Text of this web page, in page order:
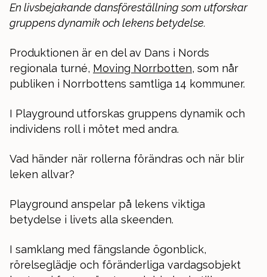
En livsbejakande dansföreställning som utforskar
gruppens dynamik och lekens betydelse.
Produktionen är en del av Dans i Nords
regionala turné, Moving Norrbotten, som når
publiken i Norrbottens samtliga 14 kommuner.
I Playground utforskas gruppens dynamik och
individens roll i mötet med andra.
Vad händer när rollerna förändras och när blir
leken allvar?
Playground anspelar på lekens viktiga
betydelse i livets alla skeenden.
I samklang med fängslande ögonblick,
rörelseglädje och föränderliga vardagsobjekt